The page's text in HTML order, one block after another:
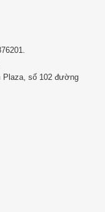
Plaza, số 102 đường